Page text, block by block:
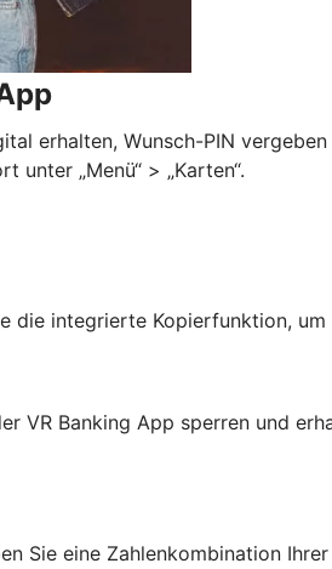
erhalten, Wunsch-PIN
„Menü“ > „Karten“.
die integrierte Kopierfunktion,
VR Banking App sperren und
Sie eine Zahlenkombination Ihrer